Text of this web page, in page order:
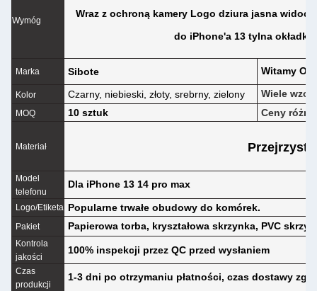
Wymóg
Wraz z ochroną kamery Logo dziura jasna
do iPhone'a 13 tylna okładka
Marka Sibote Witamy
Kolor Czarny, niebieski, złoty, srebrny, zielony Wiele
MOQ 10 sztuk Ceny
Materiał
Model
telefonu
Dla iPhone 13 14 pro max
Logo/Etiketa Popularne trwałe obudowy do komórek.
Pakiet Papierowa torba, kryształowa skrzynka, PVC
Kontrola
jakości
100% inspekcji przez QC przed wysłaniem
Czas
produkcji
1-3 dni po otrzymaniu płatności, czas dostawy